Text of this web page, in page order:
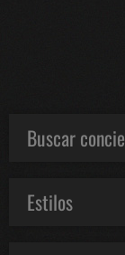
Buscar
Estilos